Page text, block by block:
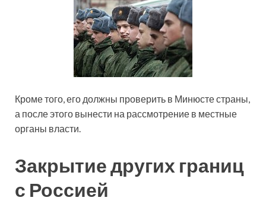
Кроме того, его должны проверить в Минюсте страны,
а после этого вынести на рассмотрение в местные
органы власти.
Закрытие других границ
с Россией